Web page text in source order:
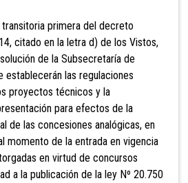
primera del decreto
citado en la letra d) de los Vistos,
de la Subsecretaría de
establecerán las regulaciones
proyectos técnicos y la
para efectos de la
de las concesiones analógicas, en
momento de la entrada en vigencia
en virtud de concursos
a la publicación de la ley Nº 20.750